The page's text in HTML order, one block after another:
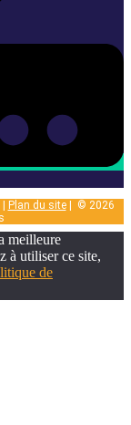
| Plan du site| © 2026
meilleure
à utiliser ce site,
de